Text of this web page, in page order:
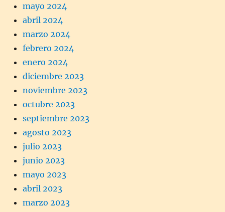
mayo 2024
abril 2024
marzo 2024
febrero 2024
enero 2024
diciembre 2023
noviembre 2023
octubre 2023
septiembre 2023
agosto 2023
julio 2023
junio 2023
mayo 2023
abril 2023
marzo 2023